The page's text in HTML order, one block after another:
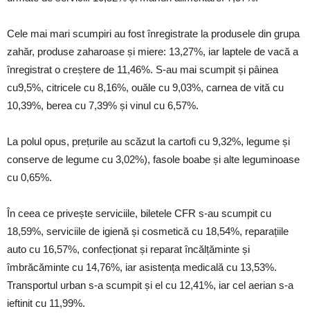
Cele mai mari scumpiri au fost înregistrate la produsele din grupa
zahăr, produse zaharoase și miere: 13,27%, iar laptele de vacă a
înregistrat o creștere de 11,46%. S-au mai scumpit și pâinea
cu9,5%, citricele cu 8,16%, ouăle cu 9,03%, carnea de vită cu
10,39%, berea cu 7,39% și vinul cu 6,57%.
La polul opus, prețurile au scăzut la cartofi cu 9,32%, legume și
conserve de legume cu 3,02%), fasole boabe și alte leguminoase
cu 0,65%.
În ceea ce privește serviciile, biletele CFR s-au scumpit cu
18,59%, serviciile de igienă și cosmetică cu 18,54%, reparațiile
auto cu 16,57%, confecționat și reparat încălțăminte și
îmbrăcăminte cu 14,76%, iar asistența medicală cu 13,53%.
Transportul urban s-a scumpit și el cu 12,41%, iar cel aerian s-a
ieftinit cu 11,99%.